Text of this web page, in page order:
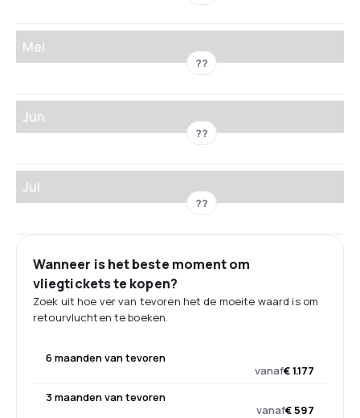
Mei
??
Jun
??
Jul
??
Wanneer is het beste moment om
vliegtickets te kopen?
Zoek uit hoe ver van tevoren het de moeite waard is om
retourvluchten te boeken.
6 maanden van tevoren
vanaf€ 1.177
3 maanden van tevoren
vanaf€ 597